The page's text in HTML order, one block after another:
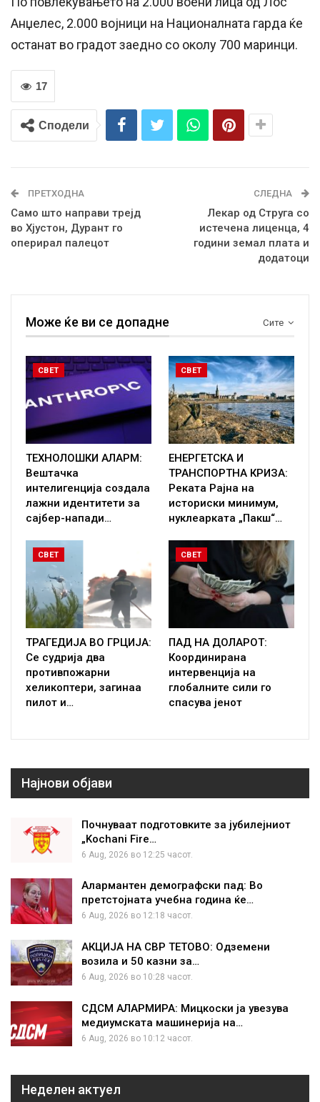
Анџелес, 2.000 војници на Националната гарда ќе
останат во градот заедно со околу 700 маринци.
17
Сподели
ПРЕТХОДНА
Само што направи трејд
во Хјустон, Дурант го
оперирал палецот
СЛЕДНА
Лекар од Струга со
истечена лиценца, 4
години земал плата и
додатоци
Сите
Може ќе ви се допадне
СВЕТ
ТЕХНОЛОШКИ АЛАРМ:
Вештачка
интелигенција создала
лажни идентитети за
сајбер-напади…
СВЕТ
ЕНЕРГЕТСКА И
ТРАНСПОРТНА КРИЗА:
Реката Рајна на
историски минимум,
нуклеарката „Пакш“…
СВЕТ
ТРАГЕДИЈА ВО ГРЦИЈА:
Се судрија два
противпожарни
хеликоптери, загинаа
пилот и…
СВЕТ
ПАД НА ДОЛАРОТ:
Координирана
интервенција на
глобалните сили го
спасува јенот
Најнови објави
Почнуваат подготовките за јубилејниот
„Kochani Fire…
6 Aug, 2026 во 12:25 часот.
Алармантен демографски пад: Во
претстојната учебна година ќе…
6 Aug, 2026 во 12:18 часот.
АКЦИЈА НА СВР ТЕТОВО: Одземени
возила и 50 казни за…
6 Aug, 2026 во 10:28 часот.
СДСМ АЛАРМИРА: Мицкоски ја увезува
медиумската машинерија на…
6 Aug, 2026 во 10:12 часот.
Неделен актуел